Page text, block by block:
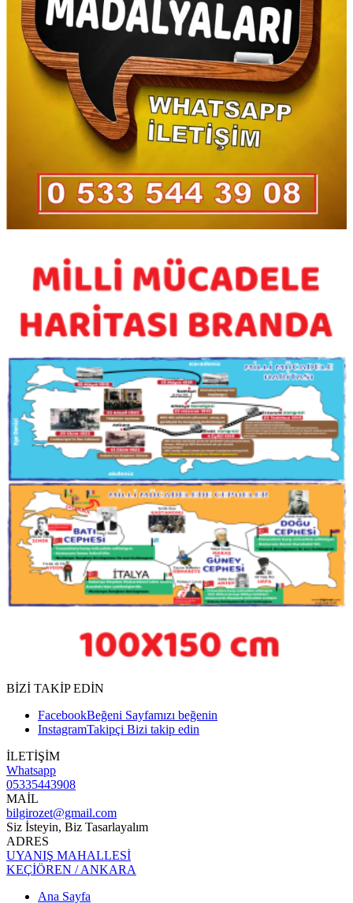
BİZİ TAKİP EDİN
FacebookBeğeni Sayfamızı beğenin
InstagramTakipçi Bizi takip edin
İLETİŞİM
Whatsapp
05335443908
MAİL
bilgirozet@gmail.com
Siz İsteyin, Biz Tasarlayalım
ADRES
UYANIŞ MAHALLESİ
KEÇİÖREN / ANKARA
Ana Sayfa